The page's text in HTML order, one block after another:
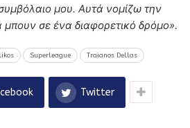
μου. Αυτά νομίζω την
σε ένα διαφορετικό δρόμο».
Superleague Traianos Dellas
Twitter